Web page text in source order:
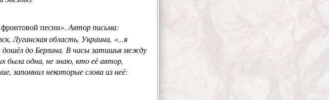
песни». Автор письма:
Луганская область, Украина, «...я
до Берлина. В часы затишья между
была одна, не знаю, кто её автор,
запомнил некоторые слова из неё: